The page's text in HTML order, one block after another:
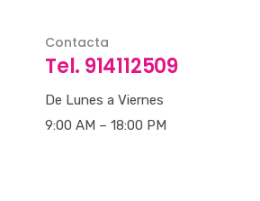
Contacta
Tel. 914112509
De Lunes a Viernes
9:00 AM – 18:00 PM